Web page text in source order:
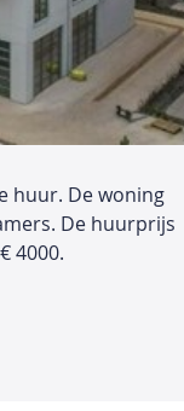
huur. De woning
De huurprijs
4000.